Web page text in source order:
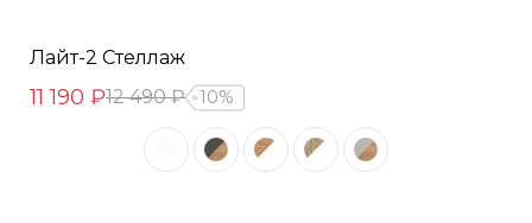
Лайт-2 Стеллаж
11 190 ₽12 490 ₽ 10%